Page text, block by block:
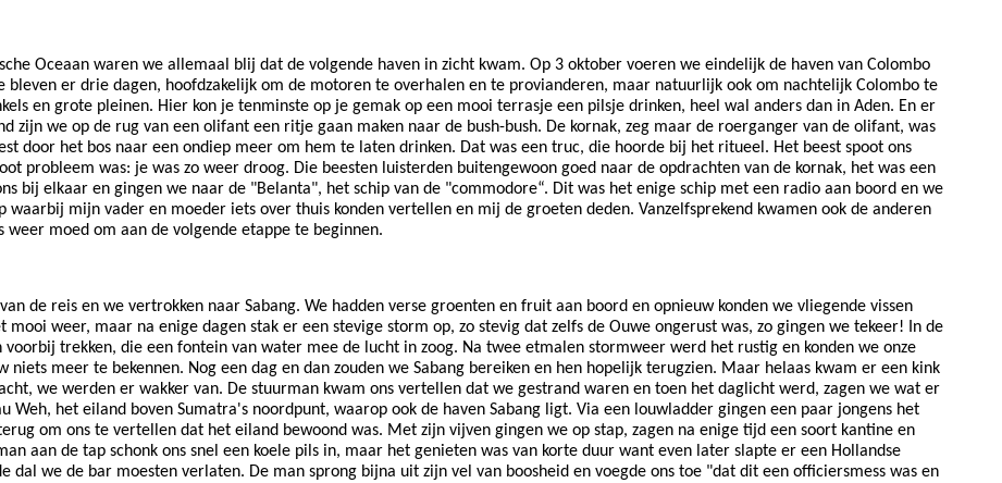
Oceaan waren we allemaal blij dat de volgende haven in zicht kwam. Op 3 oktober voeren we eindelijk de haven van Colombo
bleven er drie dagen, hoofdzakelijk om de motoren te overhalen en te provianderen, maar natuurlijk ook om nachtelijk Colombo te
en grote pleinen. Hier kon je tenminste op je gemak op een mooi terrasje een pilsje drinken, heel wal anders dan in Aden. En er
zijn we op de rug van een olifant een ritje gaan maken naar de bush-bush. De kornak, zeg maar de roerganger van de olifant, was
door het bos naar een ondiep meer om hem te laten drinken. Dat was een truc, die hoorde bij het ritueel. Het beest spoot ons
probleem was: je was zo weer droog. Die beesten luisterden buitengewoon goed naar de opdrachten van de kornak, het was een
bij elkaar en gingen we naar de "Belanta", het schip van de "commodore“. Dit was het enige schip met een radio aan boord en we
mijn vader en moeder iets over thuis konden vertellen en mij de groeten deden. Vanzelfsprekend kwamen ook de anderen
moed om aan de volgende etappe te beginnen.
de reis en we vertrokken naar Sabang. We hadden verse groenten en fruit aan boord en opnieuw konden we vliegende vissen
weer, maar na enige dagen stak er een stevige storm op, zo stevig dat zelfs de Ouwe ongerust was, zo gingen we tekeer! In de
trekken, die een fontein van water mee de lucht in zoog. Na twee etmalen stormweer werd het rustig en konden we onze
niets meer te bekennen. Nog een dag en dan zouden we Sabang bereiken en hen hopelijk terugzien. Maar helaas kwam er een kink
we werden er wakker van. De stuurman kwam ons vertellen dat we gestrand waren en toen het daglicht werd, zagen we wat er
Weh, het eiland boven Sumatra's noordpunt, waarop ook de haven Sabang ligt. Via een louwladder gingen een paar jongens het
om ons te vertellen dat het eiland bewoond was. Met zijn vijven gingen we op stap, zagen na enige tijd een soort kantine en
aan de tap schonk ons snel een koele pils in, maar het genieten was van korte duur want even later slapte er een Hollandse
we de bar moesten verlaten. De man sprong bijna uit zijn vel van boosheid en voegde ons toe "dat dit een officiersmess was en